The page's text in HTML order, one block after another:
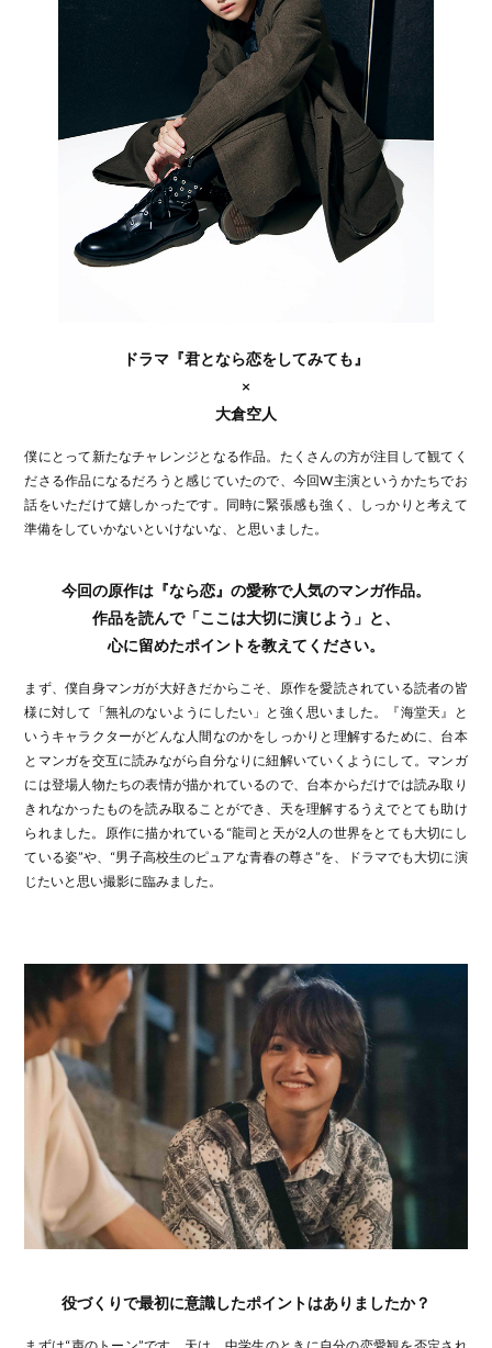
ドラマ『君となら恋をしてみても』
×
大倉空人
僕にとって新たなチャレンジとなる作品。たくさんの方が注目して観てく
ださる作品になるだろうと感じていたので、今回W主演というかたちでお
話をいただけて嬉しかったです。同時に緊張感も強く、しっかりと考えて
準備をしていかないといけないな、と思いました。
今回の原作は『なら恋』の愛称で人気のマンガ作品。
作品を読んで「ここは大切に演じよう」と、
心に留めたポイントを教えてください。
まず、僕自身マンガが大好きだからこそ、原作を愛読されている読者の皆
様に対して「無礼のないようにしたい」と強く思いました。『海堂天』と
いうキャラクターがどんな人間なのかをしっかりと理解するために、台本
とマンガを交互に読みながら自分なりに紐解いていくようにして。マンガ
には登場人物たちの表情が描かれているので、台本からだけでは読み取り
きれなかったものを読み取ることができ、天を理解するうえでとても助け
られました。原作に描かれている“龍司と天が2人の世界をとても大切にし
ている姿”や、“男子高校生のピュアな青春の尊さ”を、ドラマでも大切に演
じたいと思い撮影に臨みました。
役づくりで最初に意識したポイントはありましたか？